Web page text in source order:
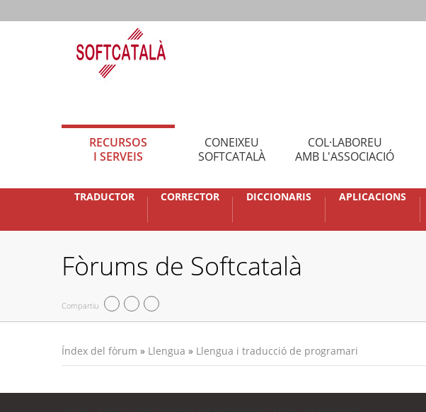
RECURSOS
I SERVEIS
CONEIXEU
SOFTCATALÀ
COL·LABOREU
AMB L'ASSOCIACIÓ
TRADUCTOR CORRECTOR DICCIONARIS APLICACIONS
Fòrums de Softcatalà
Compartiu
Índex del fòrum » Llengua » Llengua i traducció de programari